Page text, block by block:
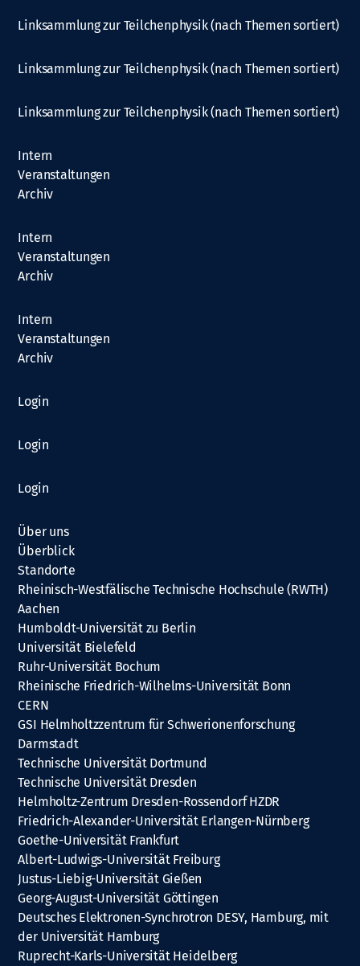
Linksammlung zur Teilchenphysik (nach Themen sortiert)
Linksammlung zur Teilchenphysik (nach Themen sortiert)
Linksammlung zur Teilchenphysik (nach Themen sortiert)
Intern
Veranstaltungen
Archiv
Intern
Veranstaltungen
Archiv
Intern
Veranstaltungen
Archiv
Login
Login
Login
Über uns
Überblick
Standorte
Rheinisch-Westfälische Technische Hochschule (RWTH)
Aachen
Humboldt-Universität zu Berlin
Universität Bielefeld
Ruhr-Universität Bochum
Rheinische Friedrich-Wilhelms-Universität Bonn
CERN
GSI Helmholtzzentrum für Schwerionenforschung
Darmstadt
Technische Universität Dortmund
Technische Universität Dresden
Helmholtz-Zentrum Dresden-Rossendorf HZDR
Friedrich-Alexander-Universität Erlangen-Nürnberg
Goethe-Universität Frankfurt
Albert-Ludwigs-Universität Freiburg
Justus-Liebig-Universität Gießen
Georg-August-Universität Göttingen
Deutsches Elektronen-Synchrotron DESY, Hamburg, mit
der Universität Hamburg
Ruprecht-Karls-Universität Heidelberg